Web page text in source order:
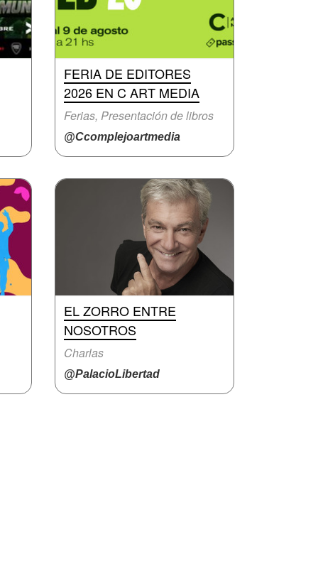
FERIA DE EDITORES
2026 EN C ART MEDIA
Ferias, Presentación de libros
@Ccomplejoartmedia
EL ZORRO ENTRE
NOSOTROS
Charlas
@PalacioLibertad